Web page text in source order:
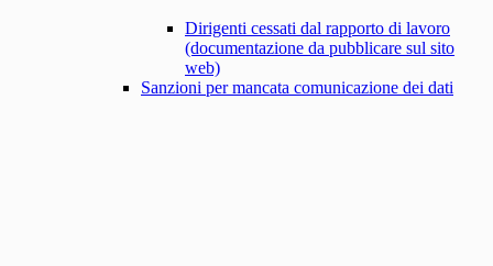
Dirigenti cessati dal rapporto di lavoro
(documentazione da pubblicare sul sito
web)
Sanzioni per mancata comunicazione dei dati